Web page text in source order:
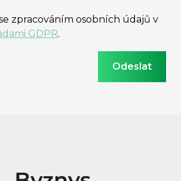
zpracováním osobních údajů v
GDPR.